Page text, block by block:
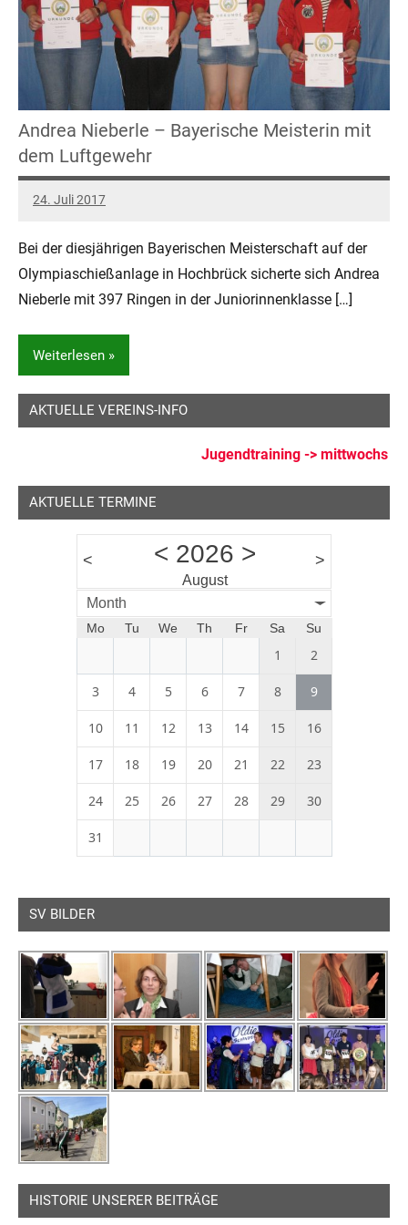
Andrea Nieberle – Bayerische Meisterin mit
dem Luftgewehr
24. Juli 2017
IngoE
Keine
Bei der diesjährigen Bayerischen Meisterschaft auf der
Olympiaschießanlage in Hochbrück sicherte sich Andrea
Nieberle mit 397 Ringen in der Juniorinnenklasse […]
Weiterlesen
Allgemein
AKTUELLE VEREINS-INFO
Jugendtraining -> mittwochs
AKTUELLE TERMINE
< < 2026 >
August
>
Month
Mo Tu We Th Fr Sa Su
1 2
3 4 5 6 7 8 9
10 11 12 13 14 15 16
17 18 19 20 21 22 23
24 25 26 27 28 29 30
31
SV BILDER
HISTORIE UNSERER BEITRÄGE